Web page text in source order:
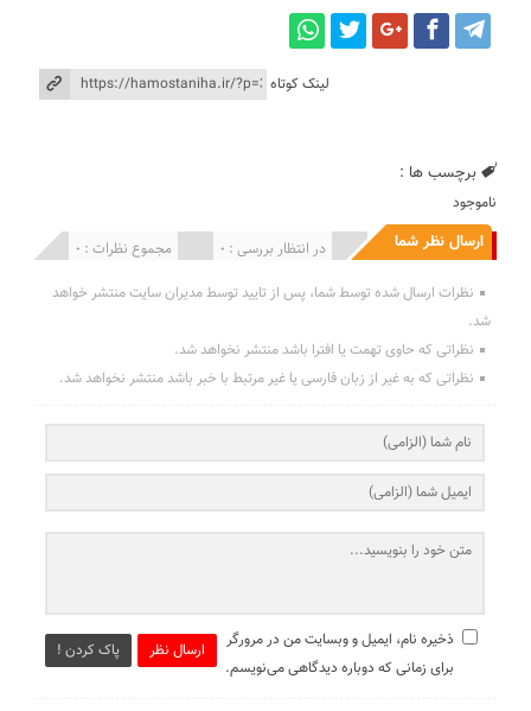
لینک کوتاه
برچسب ها :
ناموجود
ارسال نظر شما مجموع نظرات : 0 در انتظار بررسی : 0 انتشار یافته : 0
نظرات ارسال شده توسط شما، پس از تایید توسط مدیران سایت منتشر خواهد
شد.
نظراتی که حاوی تهمت یا افترا باشد منتشر نخواهد شد.
نظراتی که به غیر از زبان فارسی یا غیر مرتبط با خبر باشد منتشر نخواهد شد.
ارسال نظر پاک کردن !
ذخیره نام، ایمیل و وبسایت من در مرورگر
برای زمانی که دوباره دیدگاهی می‌نویسم.